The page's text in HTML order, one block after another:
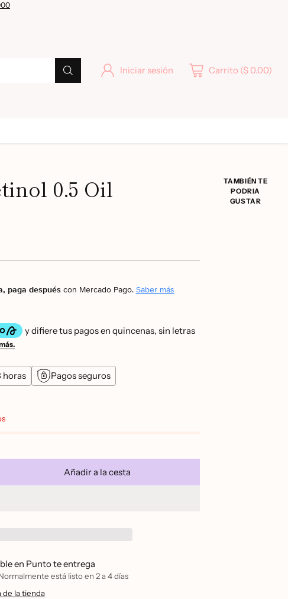
Iniciar sesión Carrito ($ 0.00)
0.5 Oil
paga despuéscon Mercado Pago. Saber más
horas Pagos seguros
Añadir a la cesta
en Punto te entrega
está listo en 2 a 4 días
la tienda
TAMBIÉN TE
PODRIA
GUSTAR